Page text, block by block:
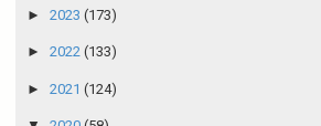
► 2023 (173)
► 2022 (133)
► 2021 (124)